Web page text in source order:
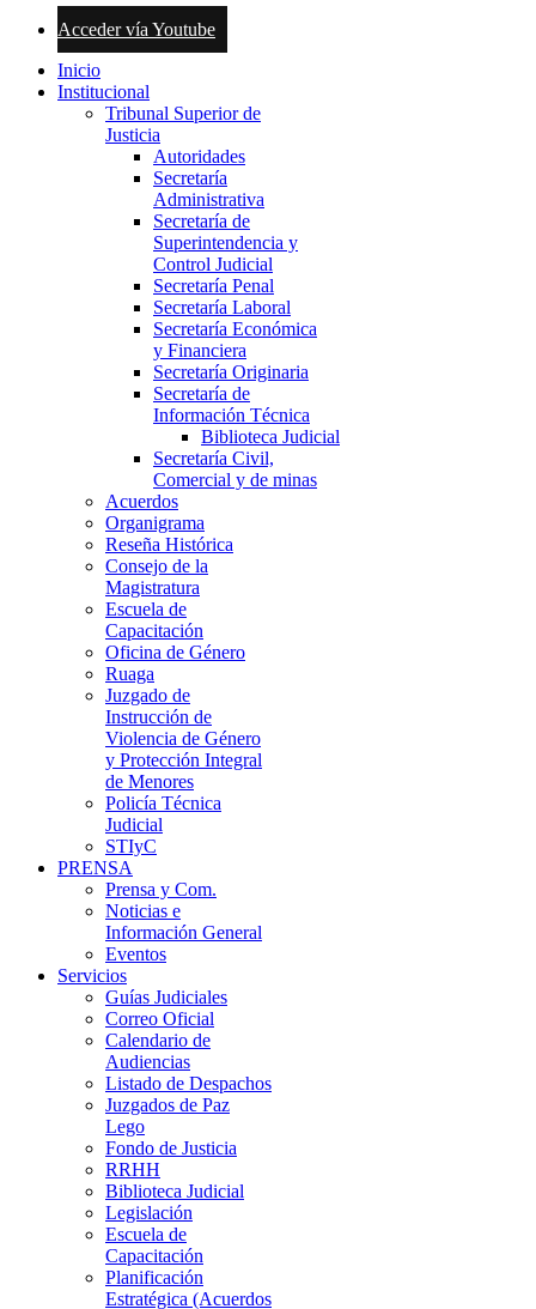
Acceder vía Youtube
Inicio
Institucional
Tribunal Superior de
Justicia
Autoridades
Secretaría
Administrativa
Secretaría de
Superintendencia y
Control Judicial
Secretaría Penal
Secretaría Laboral
Secretaría Económica
y Financiera
Secretaría Originaria
Secretaría de
Información Técnica
Biblioteca Judicial
Secretaría Civil,
Comercial y de minas
Acuerdos
Organigrama
Reseña Histórica
Consejo de la
Magistratura
Escuela de
Capacitación
Oficina de Género
Ruaga
Juzgado de
Instrucción de
Violencia de Género
y Protección Integral
de Menores
Policía Técnica
Judicial
STIyC
PRENSA
Prensa y Com.
Noticias e
Información General
Eventos
Servicios
Guías Judiciales
Correo Oficial
Calendario de
Audiencias
Listado de Despachos
Juzgados de Paz
Lego
Fondo de Justicia
RRHH
Biblioteca Judicial
Legislación
Escuela de
Capacitación
Planificación
Estratégica (Acuerdos